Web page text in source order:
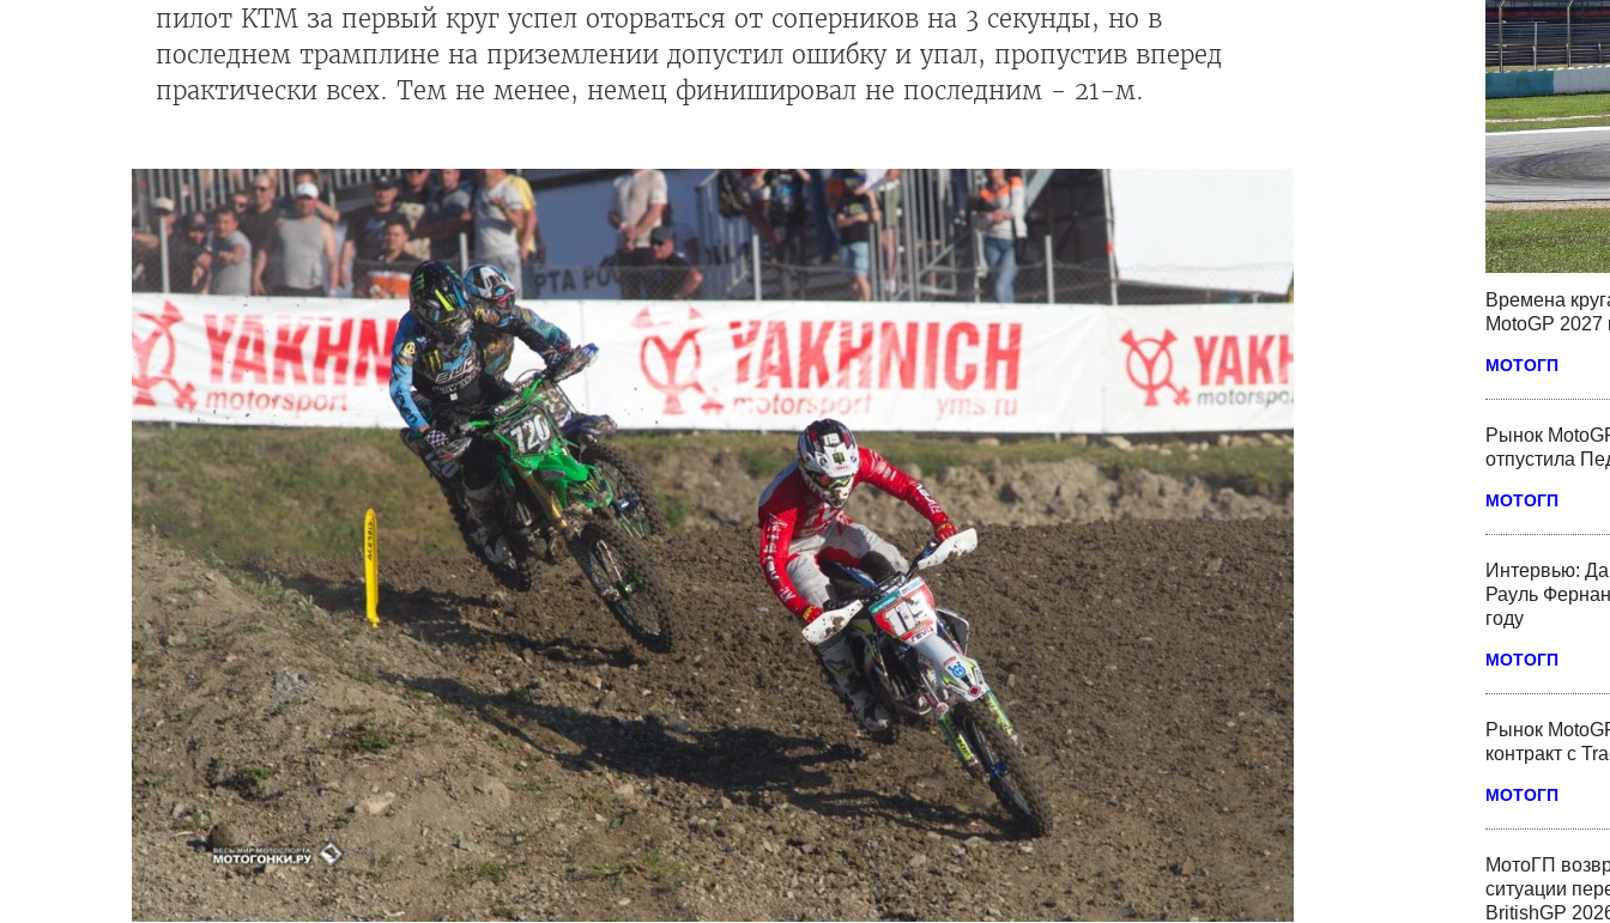
Времена
MotoGP
МОТОГП
Рынок
отпустила
МОТОГП
Интервью:
Рауль
году
МОТОГП
Рынок
контракт с
МОТОГП
МотоГП
ситуации
BritishGP
пилот KTM за первый круг успел оторваться от соперников на 3 секунды, но в
последнем трамплине на приземлении допустил ошибку и упал, пропустив вперед
практически всех. Тем не менее, немец финишировал не последним - 21-м.